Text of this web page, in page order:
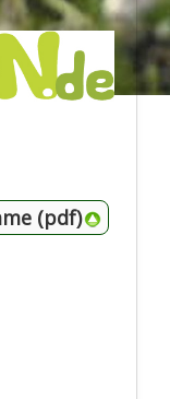
(pdf)